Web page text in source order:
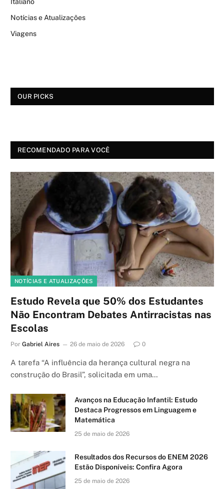
Notícias e Atualizações
Viagens
OUR PICKS
RECOMENDADO PARA VOCÊ
NOTÍCIAS E ATUALIZAÇÕES
Estudo Revela que 50% dos Estudantes
Não Encontram Debates Antirracistas nas
Escolas
Por Gabriel Aires 26 de maio de 2026 0
A tarefa “A influência da herança cultural negra na
construção do Brasil”, solicitada em uma…
Avanços na Educação Infantil: Estudo
Destaca Progressos em Linguagem e
Matemática
25 de maio de 2026
Resultados dos Recursos do ENEM 2026
Estão Disponíveis: Confira Agora
25 de maio de 2026